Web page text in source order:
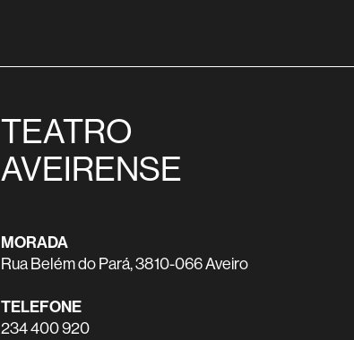
TEATRO
AVEIRENSE
MORADA
Rua Belém do Pará, 3810-066 Aveiro
TELEFONE
234 400 920